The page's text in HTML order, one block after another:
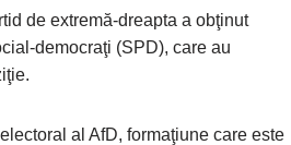
de extremă-dreapta a obţinut
democraţi (SPD), care au
al AfD, formaţiune care este